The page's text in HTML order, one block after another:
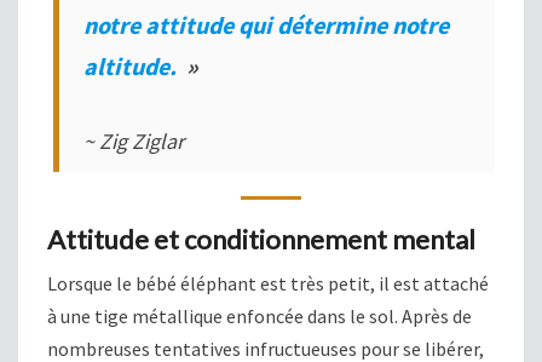
notre attitude qui détermine notre
altitude. »
~ Zig Ziglar
Attitude et conditionnement mental
Lorsque le bébé éléphant est très petit, il est attaché
à une tige métallique enfoncée dans le sol. Après de
nombreuses tentatives infructueuses pour se libérer,